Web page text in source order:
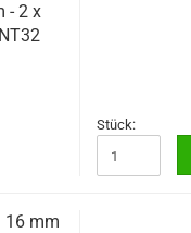
- 2 x
Stück:
16 mm